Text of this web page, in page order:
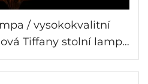
/ vysokokvalitní
Tiffany stolní lampa
Tiffany stolní lampa /
do ložnice / Barokní